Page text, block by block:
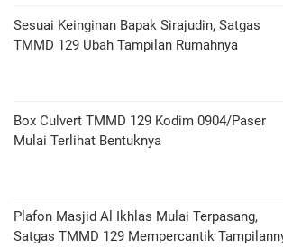
Sesuai Keinginan Bapak Sirajudin, Satgas
TMMD 129 Ubah Tampilan Rumahnya
Box Culvert TMMD 129 Kodim 0904/Paser
Mulai Terlihat Bentuknya
Plafon Masjid Al Ikhlas Mulai Terpasang,
Satgas TMMD 129 Mempercantik